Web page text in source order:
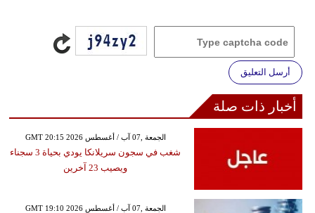
أرسل التعليق
أخبار ذات صلة
GMT 20:15 2026 الجمعة ,07 آب / أغسطس
شغب في سجون سريلانكا يودي بحياة 3 سجناء
ويصيب 23 آخرين
GMT 19:10 2026 الجمعة ,07 آب / أغسطس